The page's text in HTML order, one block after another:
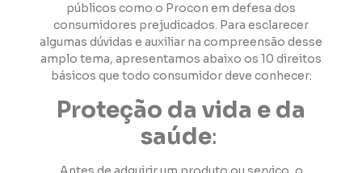
públicos como o Procon em defesa dos
consumidores prejudicados. Para esclarecer
algumas dúvidas e auxiliar na compreensão desse
amplo tema, apresentamos abaixo os 10 direitos
básicos que todo consumidor deve conhecer:
Proteção da vida e da
saúde: